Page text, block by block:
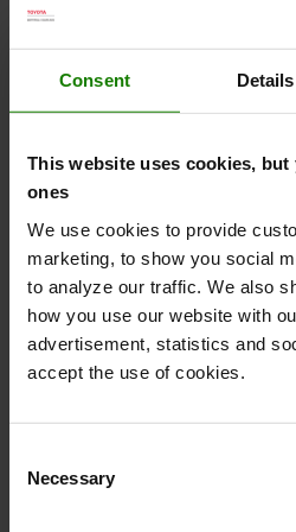
Consent Details
This website uses cookies,
ones
We use cookies to provide
marketing, to show you social
to analyze our traffic. We also
how you use our website with
advertisement, statistics and
accept the use of cookies.
Selection
Necessary
Hvilken reklamationsret er
Kan jeg leje eller få
truck?
Kan jeg få service på en
Hvor hurtigt kan I levere?
Ordre
Jeg er en privatperson – kan